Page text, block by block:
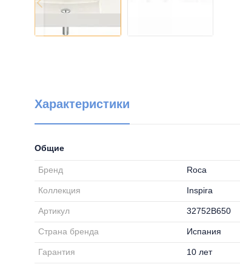
Характеристики
Общие
Бренд Roca
Коллекция Inspira
Артикул 32752B650
Страна бренда Испания
Гарантия 10 лет